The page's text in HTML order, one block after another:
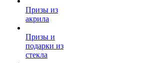
Призы из
акрила
Призы и
подарки из
стекла